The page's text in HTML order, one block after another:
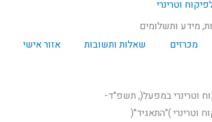
וטרינרי
מידע ותשלומים
מכרזים שאלות ותשובות אזור אישי